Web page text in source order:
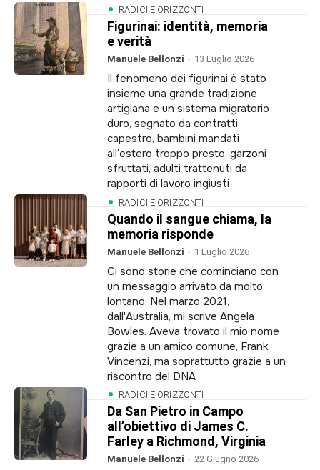
RADICI E ORIZZONTI
Figurinai: identità, memoria
e verità
Manuele Bellonzi - 13 Luglio 2026
Il fenomeno dei figurinai è stato
insieme una grande tradizione
artigiana e un sistema migratorio
duro, segnato da contratti
capestro, bambini mandati
all’estero troppo presto, garzoni
sfruttati, adulti trattenuti da
rapporti di lavoro ingiusti
RADICI E ORIZZONTI
Quando il sangue chiama, la
memoria risponde
Manuele Bellonzi - 1 Luglio 2026
Ci sono storie che cominciano con
un messaggio arrivato da molto
lontano. Nel marzo 2021,
dall'Australia, mi scrive Angela
Bowles. Aveva trovato il mio nome
grazie a un amico comune, Frank
Vincenzi, ma soprattutto grazie a un
riscontro del DNA
RADICI E ORIZZONTI
Da San Pietro in Campo
all’obiettivo di James C.
Farley a Richmond, Virginia
Manuele Bellonzi - 22 Giugno 2026